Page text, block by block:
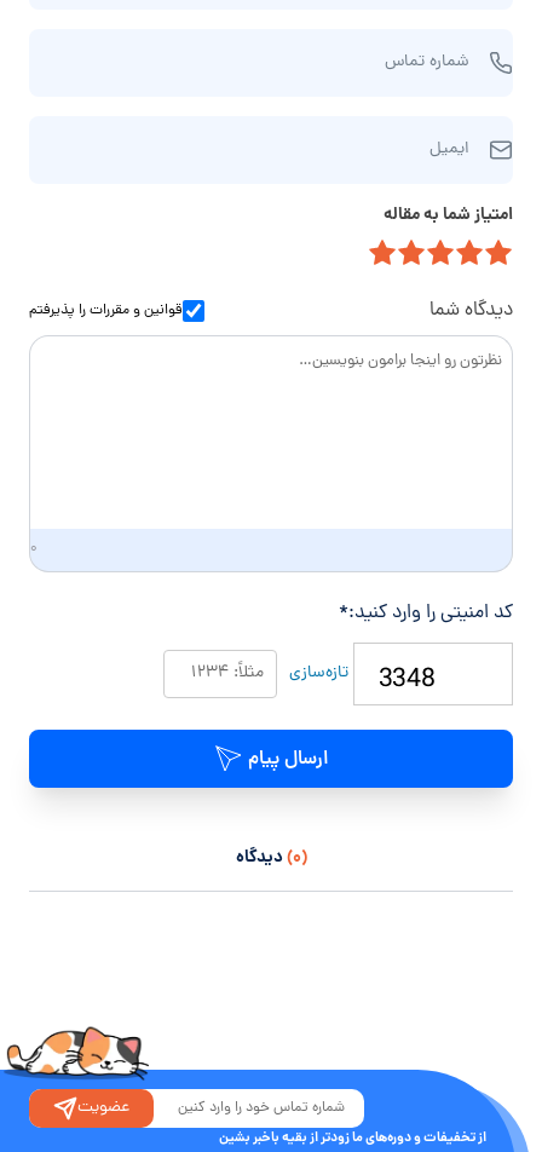
و
م‌
ا
ن
و
ا
د
گ
م
ر
ا
شماره تماس
ی
ی
ل
ایمیل
امتیاز شما به مقاله
دیدگاه شما قوانین و مقرراترا پذیرفتم
۰
کد امنیتی را وارد کنید:*
تازه‌سازی
ارسال پیام
(۰) دیدگاه
از تخفیفات و دوره‌های ما زودتر از بقیه باخبر بشین
عضویت